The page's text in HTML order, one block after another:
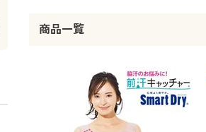
商品一覧